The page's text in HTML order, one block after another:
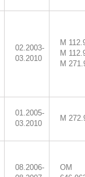
02.2003-
03.2010
M
M
M
01.2005-
03.2010
M
08.2006-
OM